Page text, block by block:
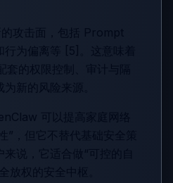
攻击面，包括 Prompt
为偏离等 [5]。这意味着
的权限控制、审计与隔
新的风险来源。
可以提高家庭网络
”，但它不替代基础安全策
说，它适合做“可控的自
放权的安全中枢。